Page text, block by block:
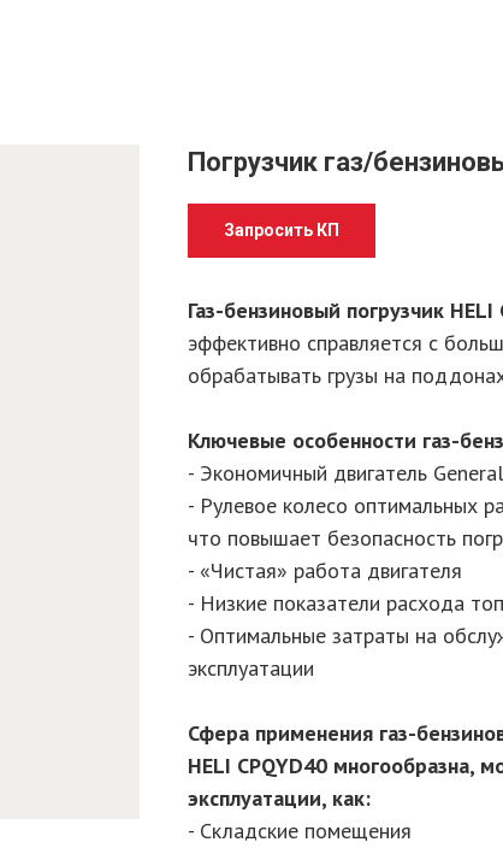
Погрузчик газ/
Запросить КП
Газ-бензиновый погрузчик HELI
эффективно справляется с
обрабатывать грузы на
Ключевые особенности газ-
- Экономичный двигатель
- Рулевое колесо оптимальных
что повышает безопасность
- «Чистая» работа двигателя
- Низкие показатели расхода
- Оптимальные затраты на
эксплуатации
Сфера применения газ-
HELI CPQYD40 многообразна,
эксплуатации, как:
- Складские помещения